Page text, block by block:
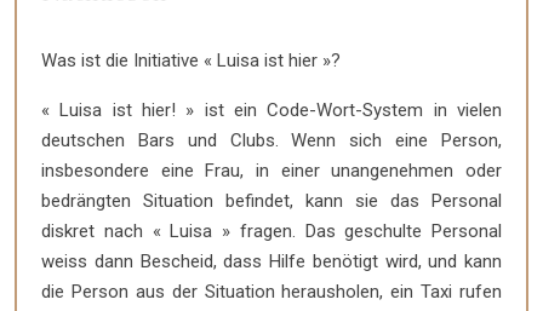
Was ist die Initiative « Luisa ist hier »?
« Luisa ist hier! » ist ein Code-Wort-System in vielen
deutschen Bars und Clubs. Wenn sich eine Person,
insbesondere eine Frau, in einer unangenehmen oder
bedrängten Situation befindet, kann sie das Personal
diskret nach « Luisa » fragen. Das geschulte Personal
weiss dann Bescheid, dass Hilfe benötigt wird, und kann
die Person aus der Situation herausholen, ein Taxi rufen